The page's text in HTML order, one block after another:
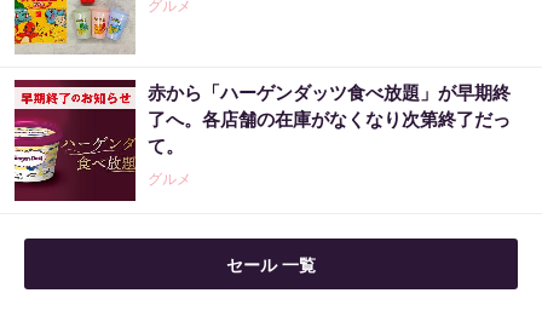
PR（Acoco.）
【昭和43年以前生まれはロト６この数字を買
うべき】6つの数字が「完全一致」する方...
PR（株式会社MURA）
宝くじ当たる人だけが気づいている違い
グルメ
赤から「ハーゲンダッツ食べ放題」が早期終
了へ。各店舗の在庫がなくなり次第終了だっ
て。
グルメ
セール 一覧